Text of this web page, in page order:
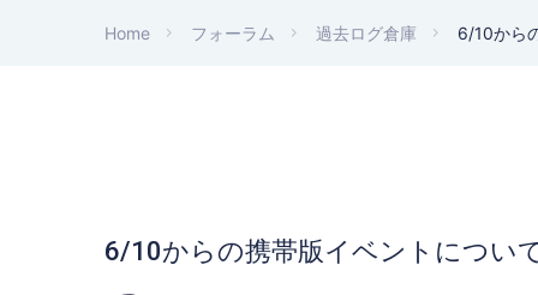
Home フォーラム 過去ログ倉庫 6/10から
6/10からの携帯版イベントについ